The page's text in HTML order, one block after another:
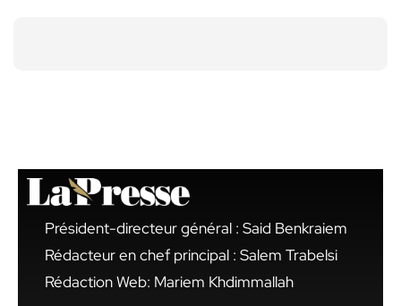
Président-directeur général : Said Benkraiem
Rédacteur en chef principal : Salem Trabelsi
Rédaction Web: Mariem Khdimmallah